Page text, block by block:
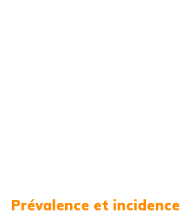
Prévalence et incidence